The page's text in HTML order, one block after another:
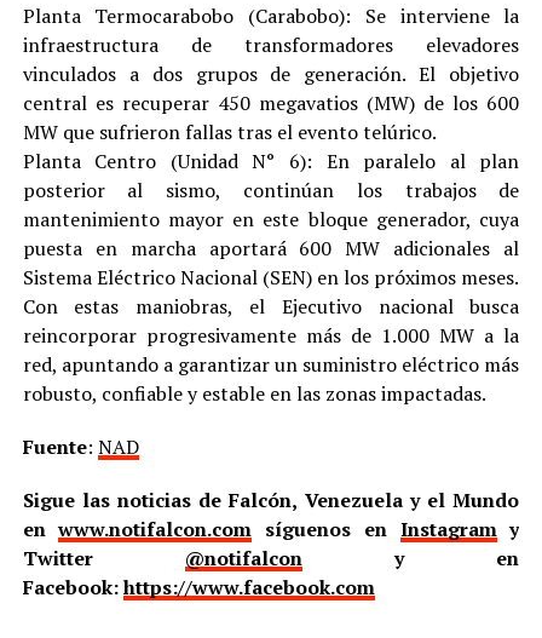
Planta Termocarabobo (Carabobo): Se interviene la
infraestructura de transformadores elevadores
vinculados a dos grupos de generación. El objetivo
central es recuperar 450 megavatios (MW) de los 600
MW que sufrieron fallas tras el evento telúrico.
Planta Centro (Unidad N° 6): En paralelo al plan
posterior al sismo, continúan los trabajos de
mantenimiento mayor en este bloque generador, cuya
puesta en marcha aportará 600 MW adicionales al
Sistema Eléctrico Nacional (SEN) en los próximos meses.
Con estas maniobras, el Ejecutivo nacional busca
reincorporar progresivamente más de 1.000 MW a la
red, apuntando a garantizar un suministro eléctrico más
robusto, confiable y estable en las zonas impactadas.
Fuente: NAD
Sigue las noticias de Falcón, Venezuela y el Mundo
enwww.notifalcon.com síguenos en Instagramy
Twitter @notifalcony en
Facebook:https://www.facebook.com